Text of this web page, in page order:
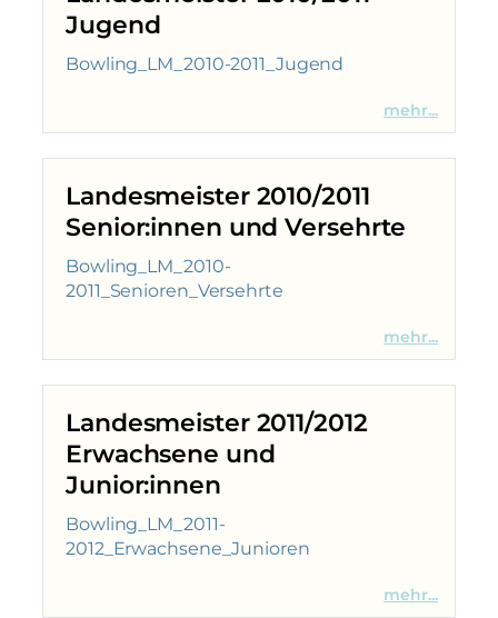
Jugend
Bowling_LM_2010-2011_Jugend
mehr...
Landesmeister 2010/2011
Senior:innen und Versehrte
Bowling_LM_2010-
2011_Senioren_Versehrte
mehr...
Landesmeister 2011/2012
Erwachsene und
Junior:innen
Bowling_LM_2011-
2012_Erwachsene_Junioren
mehr...